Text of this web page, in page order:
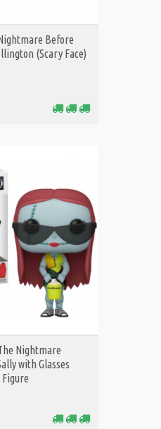
Before
(Scary Face)
Nightmare
with Glasses